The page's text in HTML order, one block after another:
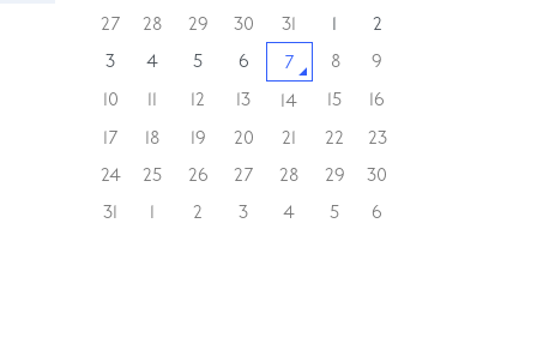
27 28 29 30 31 1
2
3
4 5 6 7 8
9
10
11 12 13 14 15
16
17
18 19 20 21 22
23
24
25 26 27 28 29
30
31
1 2 3 4 5 6